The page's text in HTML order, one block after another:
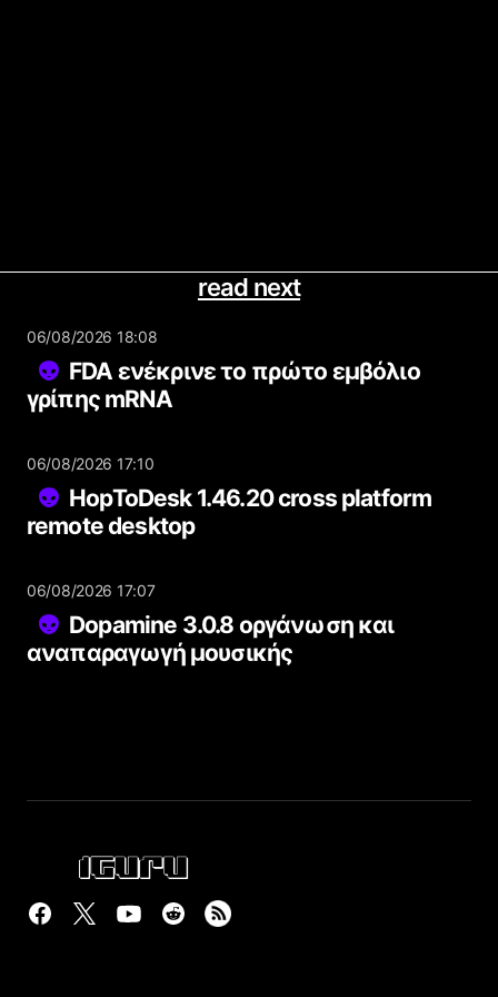
read next
06/08/2026 18:08
FDA ενέκρινε το πρώτο εμβόλιο
γρίπης mRNA
06/08/2026 17:10
HopToDesk 1.46.20 cross platform
remote desktop
06/08/2026 17:07
Dopamine 3.0.8 οργάνωση και
αναπαραγωγή μουσικής